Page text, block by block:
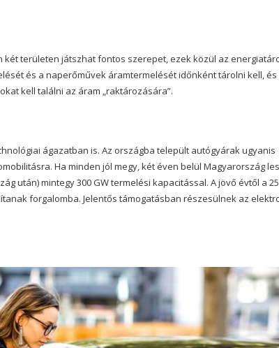
területen játszhat fontos szerepet, ezek közül az
és a naperőművek áramtermelését időnként tárolni kell, és
kell találni az áram „raktározására”.
ágazatban is. Az országba települt autógyárak ugyanis
Ha minden jól megy, két éven belül Magyarország
után) mintegy 300 GW termelési kapacitással. A jövő évtől a 25
forgalomba. Jelentős támogatásban részesülnek az